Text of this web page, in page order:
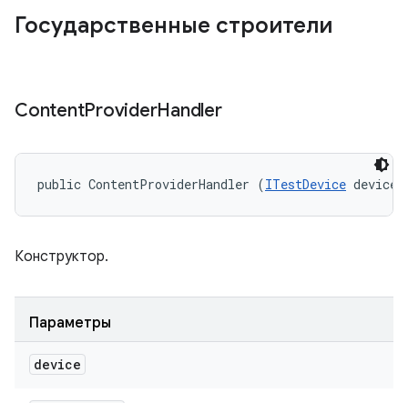
Государственные строители
ContentProviderHandler
public ContentProviderHandler (ITestDevice device)
Конструктор.
Параметры
device